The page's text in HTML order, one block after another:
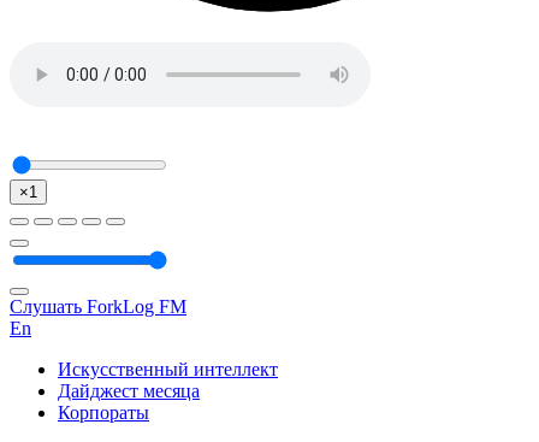
×1
Слушать ForkLog FM
En
Искусственный интеллект
Дайджест месяца
Корпораты